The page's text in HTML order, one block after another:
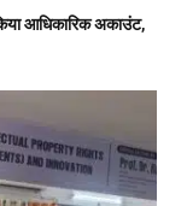
आधिकारिक अकाउंट,